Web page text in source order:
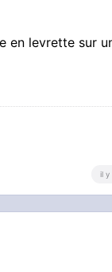
en levrette sur
il y